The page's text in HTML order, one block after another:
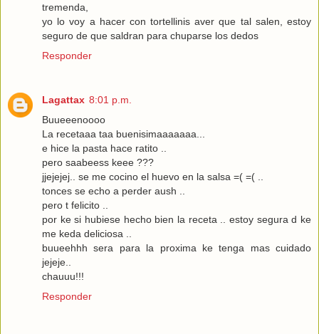
tremenda,
yo lo voy a hacer con tortellinis aver que tal salen, estoy
seguro de que saldran para chuparse los dedos
Responder
Lagattax 8:01 p.m.
Buueeenoooo
La recetaaa taa buenisimaaaaaaa...
e hice la pasta hace ratito ..
pero saabeess keee ???
jjejejej.. se me cocino el huevo en la salsa =( =( ..
tonces se echo a perder aush ..
pero t felicito ..
por ke si hubiese hecho bien la receta .. estoy segura d ke
me keda deliciosa ..
buueehhh sera para la proxima ke tenga mas cuidado
jejeje..
chauuu!!!
Responder